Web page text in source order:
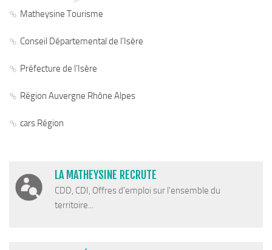
Jeunes En Matheysine
Bus France Services en Matheysine
Accès aux droits – Plaquette & Carte
Culture, sports & loisirs
Equipements et services culturels sur le territoire
Matacena : Réseau de lecture
La Mure Cinéma Théatre
Matheysine Tourisme
Conseil Départemental de l’Isère
Préfecture de l’Isère
Région Auvergne Rhône Alpes
cars Région
LA MATHEYSINE RECRUTE
CDD, CDI, Offres d'emploi sur l'ensemble du
territoire...